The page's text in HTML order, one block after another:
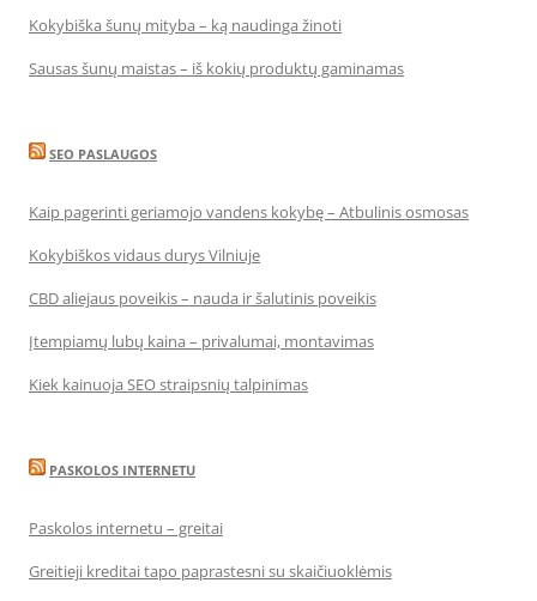
Kokybiška šunų mityba – ką naudinga žinoti
Sausas šunų maistas – iš kokių produktų gaminamas
SEO PASLAUGOS
Kaip pagerinti geriamojo vandens kokybę – Atbulinis osmosas
Kokybiškos vidaus durys Vilniuje
CBD aliejaus poveikis – nauda ir šalutinis poveikis
Įtempiamų lubų kaina – privalumai, montavimas
Kiek kainuoja SEO straipsnių talpinimas
PASKOLOS INTERNETU
Paskolos internetu – greitai
Greitieji kreditai tapo paprastesni su skaičiuoklėmis